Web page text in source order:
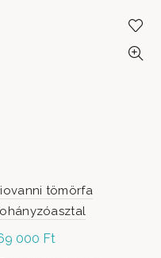
tömörfa
000 Ft